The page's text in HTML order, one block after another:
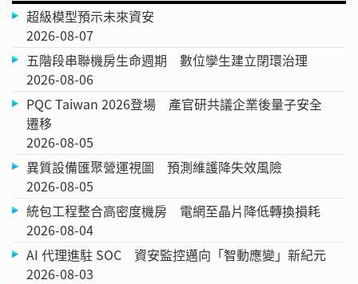
超級模型預示未來資安
2026-08-07
五階段串聯機房生命週期 數位孿生建立閉環治理
2026-08-06
PQC Taiwan 2026登場 產官研共議企業後量子安全
遷移
2026-08-05
異質設備匯聚營運視圖 預測維護降失效風險
2026-08-05
統包工程整合高密度機房 電網至晶片降低轉換損耗
2026-08-04
AI 代理進駐 SOC 資安監控邁向「智動應變」新紀元
2026-08-03